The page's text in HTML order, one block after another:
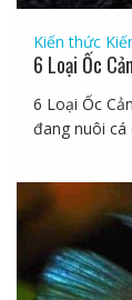
Kiến thức
6 Loại Ốc
6 Loại Ốc
đang nuôi cá